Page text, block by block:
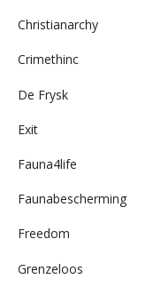
Christianarchy
Crimethinc
De Frysk
Exit
Fauna4life
Faunabescherming
Freedom
Grenzeloos